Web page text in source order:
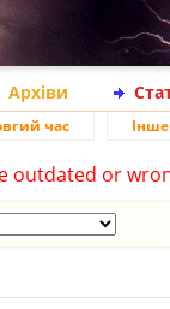
Архіви
час Інше
or